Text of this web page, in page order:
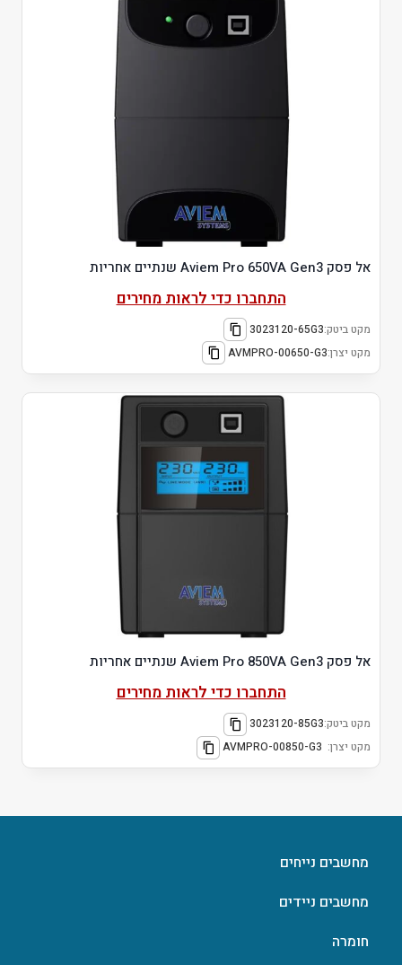
אל פסק Aviem Pro 650VA Gen3 שנתיים אחריות
התחברו כדי לראות מחירים
מקט ביטק:3023120-65G3
מקט יצרן:AVMPRO-00650-G3
אל פסק Aviem Pro 850VA Gen3 שנתיים אחריות
התחברו כדי לראות מחירים
מקט ביטק:3023120-85G3
מקט יצרן: AVMPRO-00850-G3
מחשבים נייחים
מחשבים ניידים
חומרה